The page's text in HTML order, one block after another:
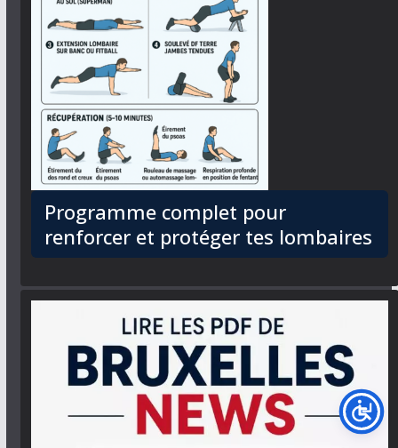
Programme complet pour
renforcer et protéger tes lombaires